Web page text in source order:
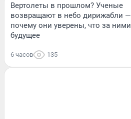
Вертолеты в прошлом? Ученые
возвращают в небо дирижабли —
почему они уверены, что за ними
будущее
6 часов 135